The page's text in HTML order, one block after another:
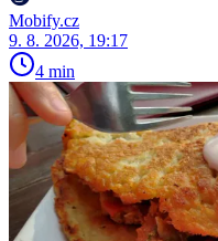
Mobify.cz
9. 8. 2026, 19:17
4 min